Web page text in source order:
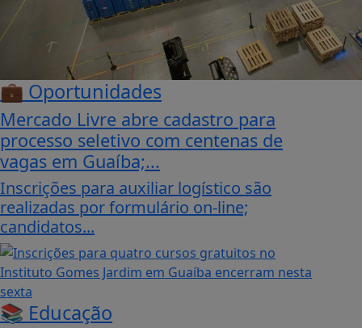
💼 Oportunidades
Mercado Livre abre cadastro para
processo seletivo com centenas de
vagas em Guaíba;...
Inscrições para auxiliar logístico são
realizadas por formulário on-line;
candidatos...
📚 Educação